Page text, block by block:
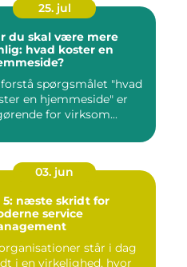
25. jul
du skal være mere
hvad koster en
spørgsmålet "hvad
en hjemmeside" er
for virksom...
03. jun
5: næste skridt for
service
står i dag
i en virkelighed, hvor